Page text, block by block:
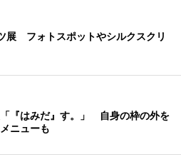
展 フォトスポットやシルクスクリ
『はみだ』す。」 自身の枠の外を
ニューも